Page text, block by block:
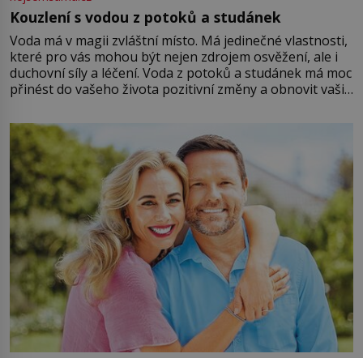
Kouzlení s vodou z potoků a studánek
Voda má v magii zvláštní místo. Má jedinečné vlastnosti,
které pro vás mohou být nejen zdrojem osvěžení, ale i
duchovní síly a léčení. Voda z potoků a studánek má moc
přinést do vašeho života pozitivní změny a obnovit vaši
můžete obohatit své rituály a přinést do svého života
větší harmonii a klid. Je důležité